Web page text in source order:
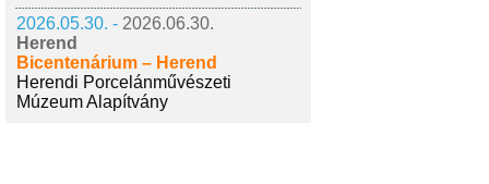
2026.05.30. - 2026.06.30.
Herend
Bicentenárium – Herend
Herendi Porcelánművészeti
Múzeum Alapítvány